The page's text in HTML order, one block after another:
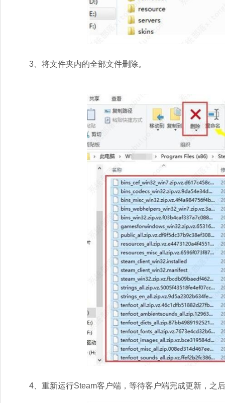
3、将文件夹内的全部文件删除。
4、重新运行Steam客户端，等待客户端完成更新，之